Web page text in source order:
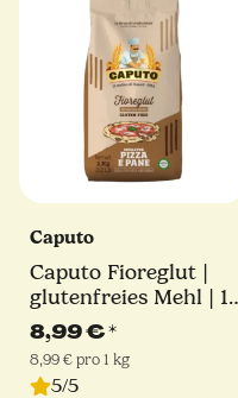
Caputo
Caputo Fioreglut |
glutenfreies Mehl | 1
kg
8,99 €*
8,99 € pro 1 kg
5/5